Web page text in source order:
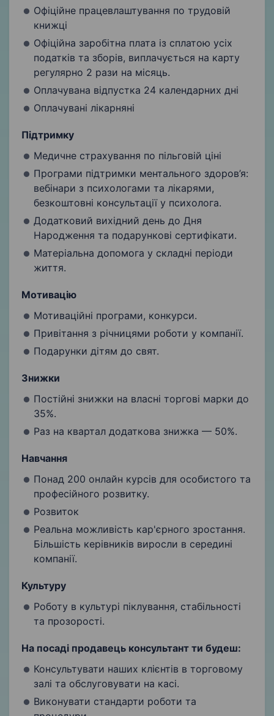
Офіційне працевлаштування по трудовій
книжці
Офіційна заробітна плата із сплатою усіх
податків та зборів, виплачується на карту
регулярно 2 рази на місяць.
Оплачувана відпустка 24 календарних дні
Оплачувані лікарняні
Підтримку
Медичне страхування по пільговій ціні
Програми підтримки ментального здоров’я:
вебінари з психологами та лікарями,
безкоштовні консультації у психолога.
Додатковий вихідний день до Дня
Народження та подарункові сертифікати.
Матеріальна допомога у складні періоди
життя.
Мотивацію
Мотиваційні програми, конкурси.
Привітання з річницями роботи у компанії.
Подарунки дітям до свят.
Знижки
Постійні знижки на власні торгові марки до
35%.
Раз на квартал додаткова знижка — 50%.
Навчання
Понад 200 онлайн курсів для особистого та
професійного розвитку.
Розвиток
Реальна можливість кар'єрного зростання.
Більшість керівників виросли в середині
компанії.
Культуру
Роботу в культурі піклування, стабільності
та прозорості.
На посаді продавець консультант ти будеш:
Консультувати наших клієнтів в торговому
залі та обслуговувати на касі.
Виконувати стандарти роботи та